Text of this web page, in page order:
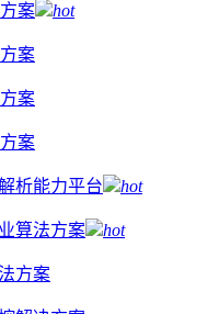
案 hot
案
案
案
析能力平台 hot
算法方案 hot
方案